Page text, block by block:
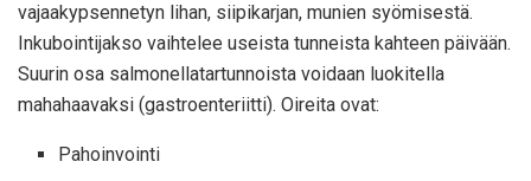
vajaakypsennetyn lihan, siipikarjan, munien syömisestä.
Inkubointijakso vaihtelee useista tunneista kahteen päivään.
Suurin osa salmonellatartunnoista voidaan luokitella
mahahaavaksi (gastroenteriitti). Oireita ovat:
Pahoinvointi